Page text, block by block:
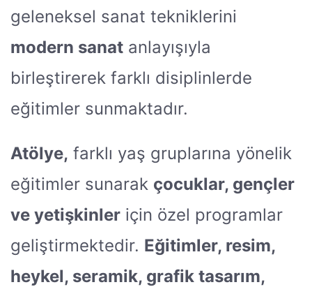
geleneksel sanat tekniklerini
modern sanat anlayışıyla
birleştirerek farklı disiplinlerde
eğitimler sunmaktadır.
Atölye, farklı yaş gruplarına yönelik
eğitimler sunarak çocuklar, gençler
ve yetişkinler için özel programlar
geliştirmektedir. Eğitimler, resim,
heykel, seramik, grafik tasarım,